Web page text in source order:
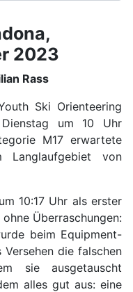
2023
Rass
Ski Orienteering
um 10 Uhr
M17 erwartete
von
10:17 Uhr als erster
Überraschungen:
beim Equipment-
die falschen
sie ausgetauscht
alles gut aus: eine